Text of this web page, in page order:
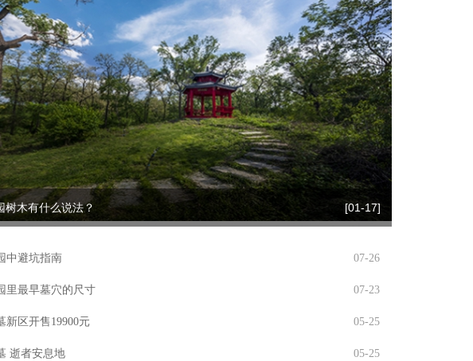
树木有什么说法？ [01-17]
07-26
中避坑指南
07-23
里最早墓穴的尺寸
05-25
新区开售19900元
05-25
逝者安息地